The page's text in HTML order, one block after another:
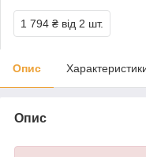
1 794 ₴ від 2 шт.
Опис
Опис